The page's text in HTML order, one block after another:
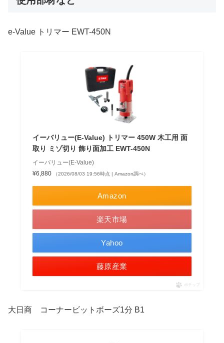
e-Value トリマー EWT-450N
イーバリュー(E-Value) トリマー 450W 木工用 面
取り ミゾ切り 飾り面加工 EWT-450N
イーバリュー(E-Value)
¥6,880
（2026/08/03 19:56時点 | Amazon調べ）
Amazon
楽天市場
Yahoo
藤原産業
ポチップ
大日商 コーナービットボーズ1分 B1